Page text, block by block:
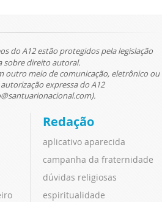
do A12 estão protegidos pela legislação
sobre direito autoral.
outro meio de comunicação, eletrônico ou
expressa do A12
Redação
aplicativo aparecida
campanha da fraternidade
dúvidas religiosas
espiritualidade